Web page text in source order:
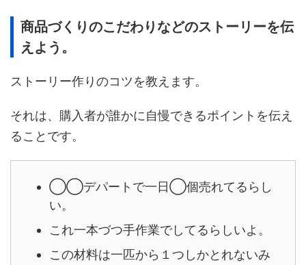
商品づくりのこだわりなどのストーリーを伝
えよう。
ストーリー作りのコツを教えます。
それは、購入者が誰かに自慢できるポイントを伝え
ることです。
◯◯デパートで一日◯個売れてるらし
い。
これ一本づつ手作業でしてるらしいよ。
この材料は一匹から１つしかとれないみ